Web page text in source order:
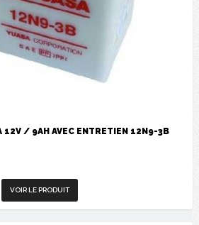
12V / 9AH AVEC ENTRETIEN 12N9-3B
VOIR LE PRODUIT